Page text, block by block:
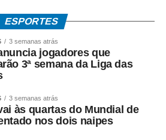
15 de conhecimentos específicos.
Para não ser eliminado, o
pelo menos 35 pontos,
pontuação total.
de questões, que seriam
agora serão publicados
ESPORTES
3 semanas atrás
jogadores que
3ª semana da Liga das
3 semanas atrás
às quartas do Mundial de
nos dois naipes